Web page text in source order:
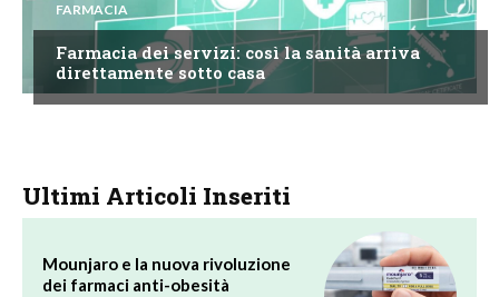
FARMACIA
Farmacia dei servizi: così la sanità arriva
direttamente sotto casa
Ultimi Articoli Inseriti
Mounjaro e la nuova rivoluzione
dei farmaci anti-obesità